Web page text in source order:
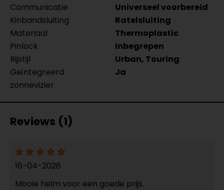
Communicatie
Universeel voorbereid
Kinbandsluiting
Ratelsluiting
Materiaal
Thermoplastic
Pinlock
Inbegrepen
Rijstijl
Urban, Touring
Geïntegreerd
zonnevizier
Ja
Reviews (1)
16-04-2026
Mooie helm voor een goede prijs.